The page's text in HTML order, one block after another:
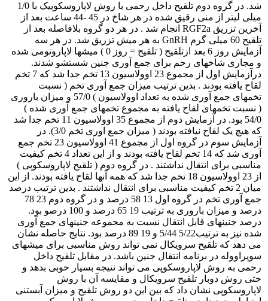
شد. در گروه دوم تلقیح داخل رحمی با روش لاپاروسکوپیک با 1/0
میلی لیتر از منی رقیق شده در هر شاخ در 45 -44 ساعت بعد از
آخرین تزریق RGF2a انجام شد . در هر دو گروه بلافاصله بعد از
تلقیح 60 میلی گرم GnRH به هر میش تزریق شد. در هر سه
آزمایش روز 6 بعد ازتلقیح ( تلقیح = روز 0 ) میشها لاپاروتومی شده
و مجاری شاخهای رحم برای جمع آوری جنین شستشو شدند.
درآزمایش اول از مجموع 23 اوولاسیون 13 تخم جدا شد که 7 تخم
لقاح یافته بودند . بدین ترتیب میزان جمع آوری تخم ( نسبت
تخمهای جمع آوری شده به تعداد اوولاسیون ) 57/0 و میزان باروری
( نسبت تخمهای لقاح یافته به مجموع تخمهای جمع آوری شده )
54/0 بود. در آزمایش دوم از مجموع 35 اوولاسیون 11 تخم جدا شد
که هیچ یک لقاح نیافته بودند ( میزان جمع اوری تخم 3/0). در
آزمایش سوم در گروه اول از مجموع 41 اوولاسیون 23 تخم جمع
آوری شد که 14 تخم لقاح یافته بودند و از این تعداد 4 تخم کیفیت
مناسبی برای انتقال نداشتند . در گروه دوم ( تلقیح لاپاروسکوپی )
از 23 اوولاسیون 18 تخم جدا شد که همه آنها لقاح یافته بودند. از این
میان 2 تخم کیفیت مناسبی برای انتقال نداشتند . بدین ترتیب درصد
جمع آوری تخم در گروه اول 13 58 درصد و در گروه دوم 23 78
درصد و میزان باروری به ترتیب 19 65 درصد و 100 درصو بود.
درصد جنینهای قابل انتقال نسبت به مجموعه جنینهای جمع آوری
شده نیز به ترتیب5/22 5/44 و 19 89 درصد بود. نتایج حاصله نشان
می دهد که تلقیح سرویکال نمی تواند روش مناسبی برای میشهای
سوپراووله در برنامه انتقال جنین باشد. در مقابل تلقیح داخل
رحمی به روش لاپاروسکوپی می تواند نتیجه بسیار خوبی بدهد و
حتی روش دوبار تلقیح سرویکال و مقایسه آن با روش
لاپاروسکوپی نشان داد که بین این دو روش تلقیح و میزان آبستنی